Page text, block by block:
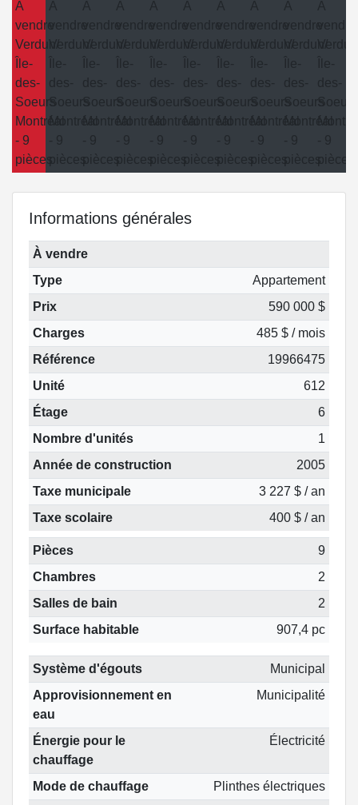
Informations générales
À vendre
Type
Appartement
Prix
590 000 $
Charges
485 $ / mois
Référence
19966475
Unité
612
Étage
6
Nombre d'unités
1
Année de construction
2005
Taxe municipale
3 227 $ / an
Taxe scolaire
400 $ / an
Pièces
9
Chambres
2
Salles de bain
2
Surface habitable
907,4 pc
Système d'égouts
Municipal
Approvisionnement en
eau
Municipalité
Énergie pour le
chauffage
Électricité
Mode de chauffage
Plinthes électriques